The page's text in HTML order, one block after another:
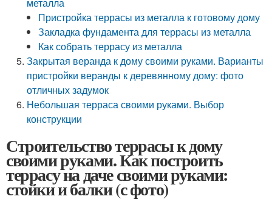
Пристройка террасы из металла к готовому дому
Закладка фундамента для террасы из металла
Как собрать террасу из металла
Закрытая веранда к дому своими руками. Варианты
пристройки веранды к деревянному дому: фото
отличных задумок
Небольшая терраса своими руками. Выбор
конструкции
Строительство террасы к дому
своими руками. Как построить
террасу на даче своими руками:
стойки и балки (с фото)